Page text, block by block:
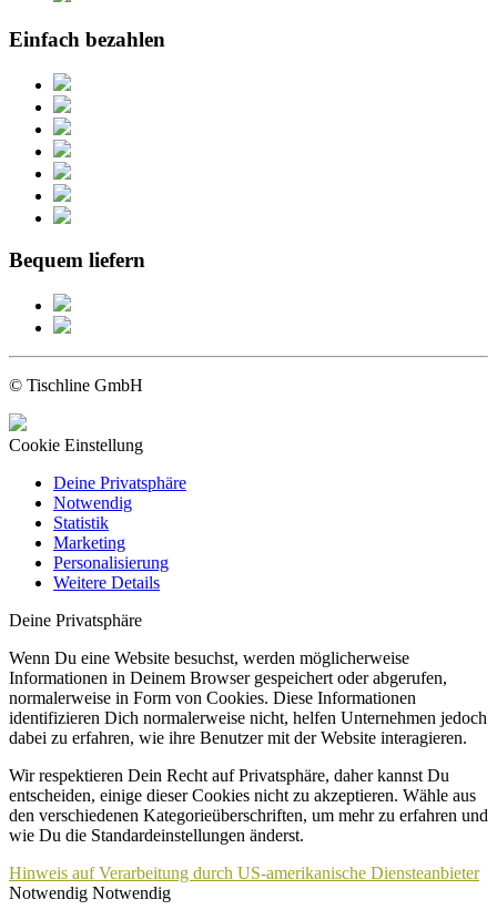
Einfach bezahlen
Bequem liefern
© Tischline GmbH
Cookie Einstellung
Deine Privatsphäre
Notwendig
Statistik
Marketing
Personalisierung
Weitere Details
Deine Privatsphäre
Wenn Du eine Website besuchst, werden möglicherweise
Informationen in Deinem Browser gespeichert oder abgerufen,
normalerweise in Form von Cookies. Diese Informationen
identifizieren Dich normalerweise nicht, helfen Unternehmen jedoch
dabei zu erfahren, wie ihre Benutzer mit der Website interagieren.
Wir respektieren Dein Recht auf Privatsphäre, daher kannst Du
entscheiden, einige dieser Cookies nicht zu akzeptieren. Wähle aus
den verschiedenen Kategorieüberschriften, um mehr zu erfahren und
wie Du die Standardeinstellungen änderst.
Hinweis auf Verarbeitung durch US-amerikanische Diensteanbieter
Notwendig Notwendig